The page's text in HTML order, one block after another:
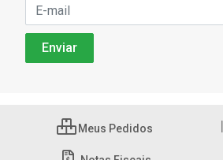
Meus Pedidos